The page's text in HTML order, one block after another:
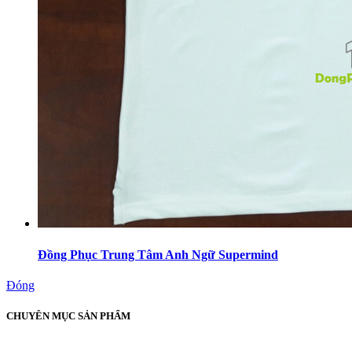
Đồng Phục Trung Tâm Anh Ngữ Supermind
Đóng
CHUYÊN MỤC SẢN PHẨM